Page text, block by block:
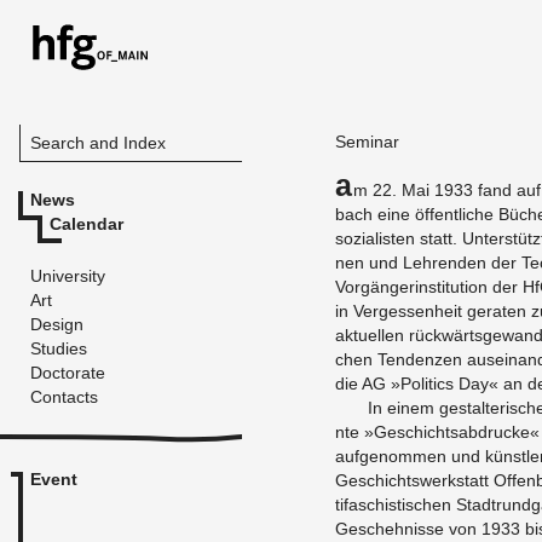
Search and Index
News
Calendar
University
Art
Design
Studies
Doctorate
Contacts
Event
Sem­i­nar
Am 22. Mai 1933 fand
bach eine öffentliche
sozial­is­ten statt.
nen und Lehren­den der
Vorgängerin­sti­tu­tion der
in Vergessen­heit ger­aten
ak­tuellen
chen Ten­den­zen
die AG »Pol­i­tics Day« an
In einem
nte
aufgenom­men und
Geschichtswerk­statt
tifaschis­tis­chen
Geschehnisse von 1933